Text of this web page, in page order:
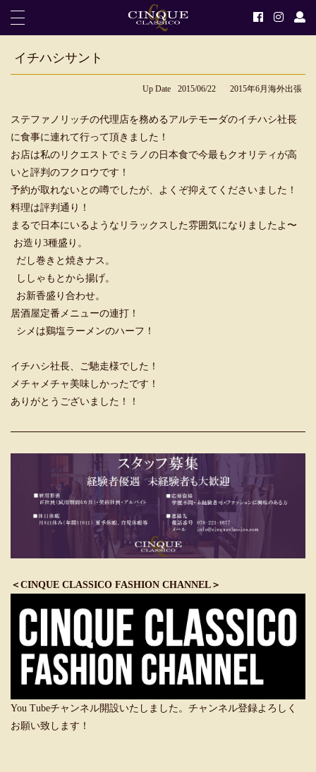
イチハシサント
Up Date 2015/06/22 2015年6月海外出張
ステファノリッチの代理店を務めるアルテモーダのイチハシ社長
に食事に連れて行って頂きました！
お店は私のリクエストでミラノの日本食で今最もクオリティが高
いと評判のフクロウです！
予約が取れないとの噂でしたが、よくぞ抑えてくださいました！
料理は評判通り！
まるで日本にいるようなリラックスした雰囲気になりましたよ〜
お造り3種盛り。
だし巻きと焼きナス。
ししゃもとから揚げ。
お新香盛り合わせ。
居酒屋定番メニューの連打！
シメは鷄塩ラーメンのハーフ！
イチハシ社長、ご馳走様でした！
メチャメチャ美味しかったです！
ありがとうございました！！
＜CINQUE CLASSICO FASHION CHANNEL＞
You Tubeチャンネル開設いたしました。チャンネル登録よろしく
お願い致します！